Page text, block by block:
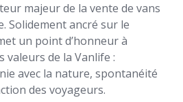
majeur de la vente de vans
Solidement ancré sur le
un point d’honneur à
de la Vanlife :
avec la nature, spontanéité
des voyageurs.